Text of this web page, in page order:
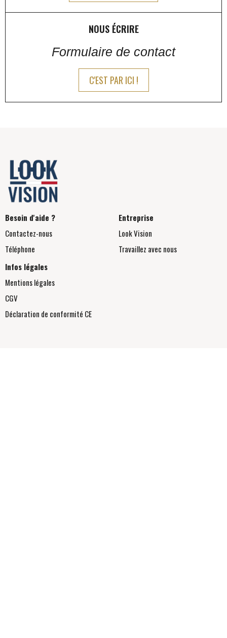
NOUS ÉCRIRE
Formulaire de contact
C'EST PAR ICI !
Besoin d'aide ?
Contactez-nous
Téléphone
Entreprise
Look Vision
Travaillez avec nous
Infos légales
Mentions légales
CGV
Déclaration de conformité CE